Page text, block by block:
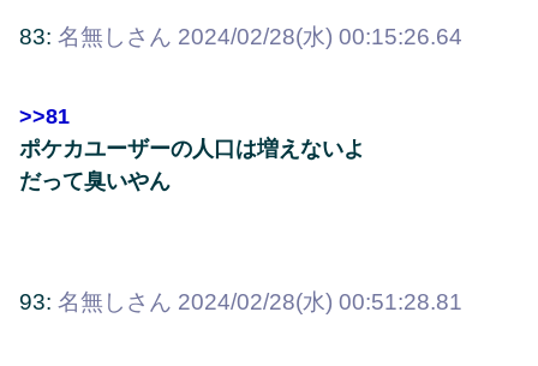
83: 名無しさん 2024/02/28(水) 00:15:26.64
>>81
ポケカユーザーの人口は増えないよ
だって臭いやん
93: 名無しさん 2024/02/28(水) 00:51:28.81